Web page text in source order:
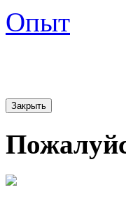
Опыт
Закрыть